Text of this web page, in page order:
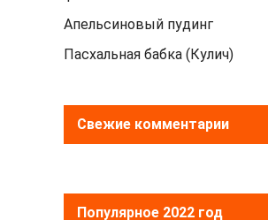
Апельсиновый пудинг
Пасхальная бабка (Кулич)
Свежие комментарии
Популярное 2022 год